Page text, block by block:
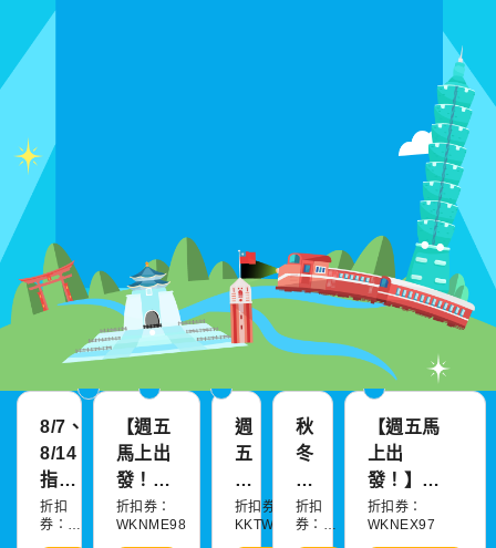
8/7、
8/14
指定
餐券
95折
折扣
券：
【週五
馬上出
發！】
每週五
餐券滿
折扣券：
WKNME98
週
五
台
灣
日
折扣券：
KKTW95EX
秋
冬
早
鳥
行
折扣
券：
【週五馬
上出
發！】每
週五展
覽/景點/
折扣券：
WKNEX97